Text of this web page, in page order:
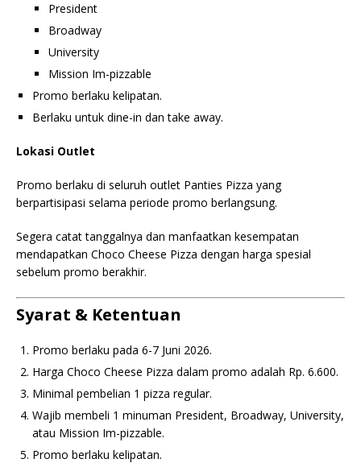
President
Broadway
University
Mission Im-pizzable
Promo berlaku kelipatan.
Berlaku untuk dine-in dan take away.
Lokasi Outlet
Promo berlaku di seluruh outlet Panties Pizza yang
berpartisipasi selama periode promo berlangsung.
Segera catat tanggalnya dan manfaatkan kesempatan
mendapatkan Choco Cheese Pizza dengan harga spesial
sebelum promo berakhir.
Syarat & Ketentuan
Promo berlaku pada 6-7 Juni 2026.
Harga Choco Cheese Pizza dalam promo adalah Rp. 6.600.
Minimal pembelian 1 pizza regular.
Wajib membeli 1 minuman President, Broadway, University,
atau Mission Im-pizzable.
Promo berlaku kelipatan.